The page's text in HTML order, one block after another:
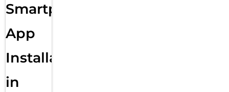
Smartphone
App
Installation
in